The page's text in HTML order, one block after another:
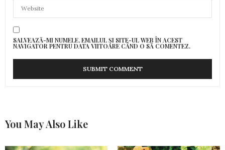
SALVEAZĂ-MI NUMELE, EMAILUL ȘI SITE-UL WEB ÎN ACEST
NAVIGATOR PENTRU DATA VIITOARE CÂND O SĂ COMENTEZ.
You May Also Like